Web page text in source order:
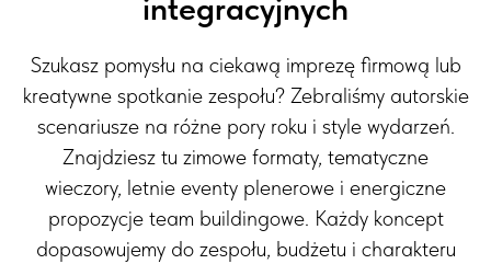
integracyjnych
Szukasz pomysłu na ciekawą imprezę firmową lub
kreatywne spotkanie zespołu? Zebraliśmy autorskie
scenariusze na różne pory roku i style wydarzeń.
Znajdziesz tu zimowe formaty, tematyczne
wieczory, letnie eventy plenerowe i energiczne
propozycje team buildingowe. Każdy koncept
dopasowujemy do zespołu, budżetu i charakteru